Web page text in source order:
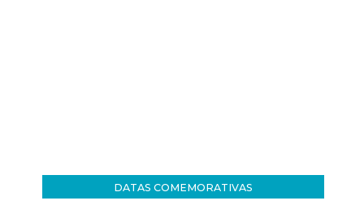
DATAS COMEMORATIVAS